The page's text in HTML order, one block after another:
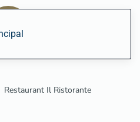
Restaurant Il Ristorante